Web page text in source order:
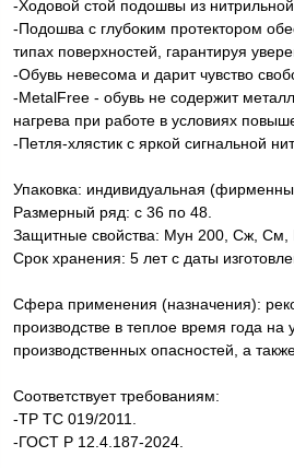
-Ходовой стой подошвы из
-Подошва с глубоким протектором
типах поверхностей, гарантируя
-Обувь невесома и дарит чувство
-MetalFree - обувь не содержит
нагрева при работе в условиях
-Петля-хлястик с яркой сигнальной
Упаковка: индивидуальная
Размерный ряд: с 36 по 48.
Защитные свойства: Мун 200, Сж, См,
Срок хранения: 5 лет с даты
Сфера применения (назначения):
производстве в теплое время года
производственных опасностей, а
Соответствует требованиям:
-ТР ТС 019/2011.
-ГОСТ Р 12.4.187-2024.